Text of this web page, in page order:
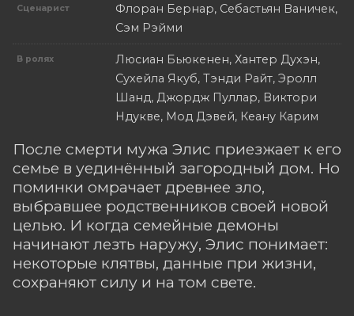
Сценарист
Флоран Бернар, Себастьян Ваничек,
Сэм Рэйми
В ролях
Люсиан Бьюкенен, Хантер Духэн,
Сухейла Якуб, Тэнди Райт, Эролл
Шанд, Джордж Пуллар, Виктори
Ндукве, Мод Дэвей, Кеану Карим
После смерти мужа Элис приезжает к его
семье в уединённый загородный дом. Но
поминки омрачает древнее зло,
выбравшее родственников своей новой
целью. И когда семейные демоны
начинают лезть наружу, Элис понимает:
некоторые клятвы, данные при жизни,
сохраняют силу и на том свете.